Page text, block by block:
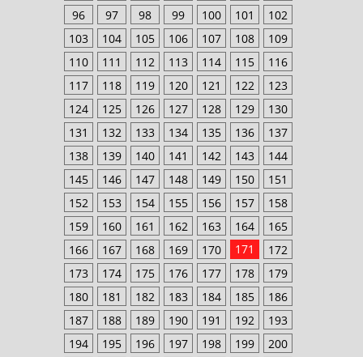
96
97 98 99 100 101
102
103
104 105 106 107 108
109
110
111 112 113 114 115
116
117
118 119 120 121 122
123
124
125 126 127 128 129
130
131
132 133 134 135 136
137
138
139 140 141 142 143
144
145
146 147 148 149 150
151
152
153 154 155 156 157
158
159
160 161 162 163 164
165
166
167 168 169 170 171
172
173
174 175 176 177 178
179
180
181 182 183 184 185
186
187
188 189 190 191 192
193
194
195 196 197 198 199
200